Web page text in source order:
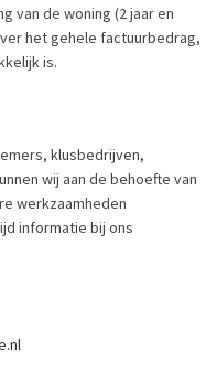
van de woning (2 jaar en
het gehele factuurbedrag,
is.
klusbedrijven,
wij aan de behoefte van
werkzaamheden
informatie bij ons